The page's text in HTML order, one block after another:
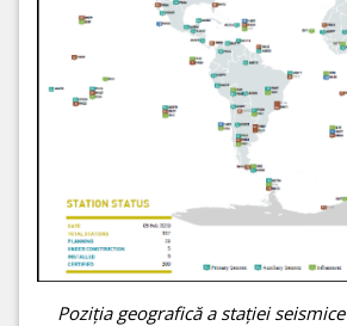
Poziţia geografică a staţiei